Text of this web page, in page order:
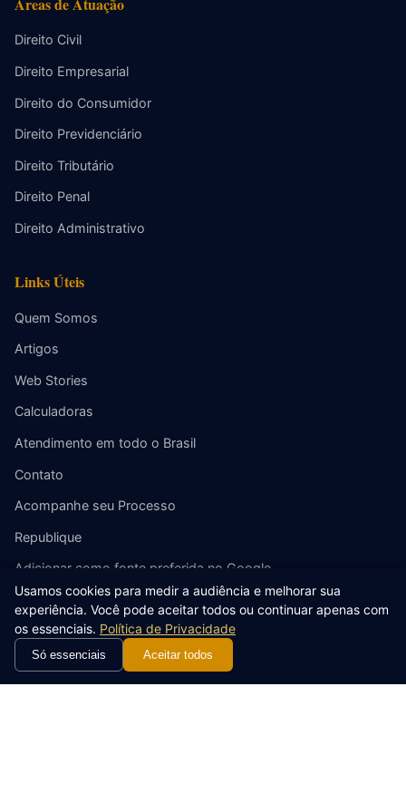
Direito Civil
Direito Empresarial
Direito do Consumidor
Direito Previdenciário
Direito Tributário
Direito Penal
Direito Administrativo
Links Úteis
Quem Somos
Artigos
Web Stories
Calculadoras
Atendimento em todo o Brasil
Contato
Acompanhe seu Processo
Republique
Adicionar como fonte preferida no Google
Contato
(85) 2180-6488
WhatsApp
Usamos cookies para medir a audiência e melhorar sua
experiência. Você pode aceitar todos ou continuar apenas com
os essenciais. Política de Privacidade
Só essenciais Aceitar todos